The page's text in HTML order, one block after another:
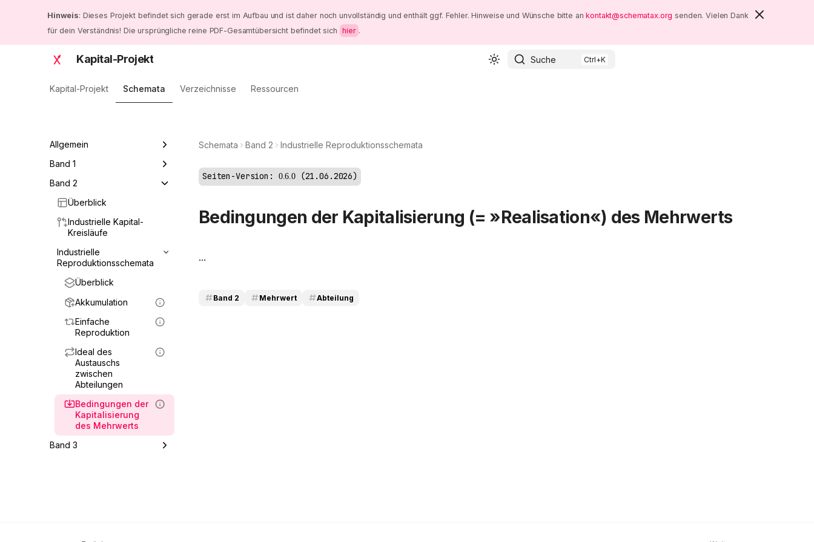
Hinweis: Dieses Projekt befindet sich gerade erst im Aufbau und ist daher noch unvollständig und enthält ggf. Fehler. Hinweise und Wünsche bitte ankontakt@schematax.org senden. Vielen Dank
für dein Verständnis! Die ursprüngliche reine PDF-Gesamtübersicht befindet sich
hier .
Kapital-Projekt Suche
Kapital-Projekt Schemata Verzeichnisse Ressourcen
Allgemein
Kapital-Bände
Produktionsweise als
Arten von Kapital
Band 1
Überblick
Arbeitswerttheorie
Formbestimmungen des
Kapitals
Gesamtübersicht
Produktionsprozess
Mehrwerttheorie
Voraussetzungen
Mehrwert
Produktion von
relativem und
absolutem Mehrwert
Zusammensetzung
des Kapitals
Band 2
Überblick
Industrielle Kapital-
Kreisläufe
Industrielle
Reproduktionsschemata
Überblick
Akkumulation
Einfache
Reproduktion
Ideal des
Austauschs
zwischen
Abteilungen
Bedingungen der
Kapitalisierung
des Mehrwerts
Band 3
Schemata Band 2 Industrielle Reproduktionsschemata
Seiten-Version: 0.6.0 21.06.2026
Bedingungen der Kapitalisierung (= »Realisation«) des Mehrwerts
…
Band 2 Mehrwert Abteilung